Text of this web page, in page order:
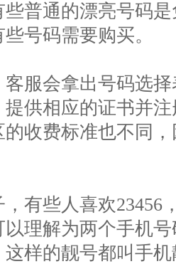
普通的漂亮号码
号码需要购买。
服会拿出号码选
提供相应的证书并
收费标准也不同
有些人喜欢23456
理解为两个手机
样的靓号都叫手